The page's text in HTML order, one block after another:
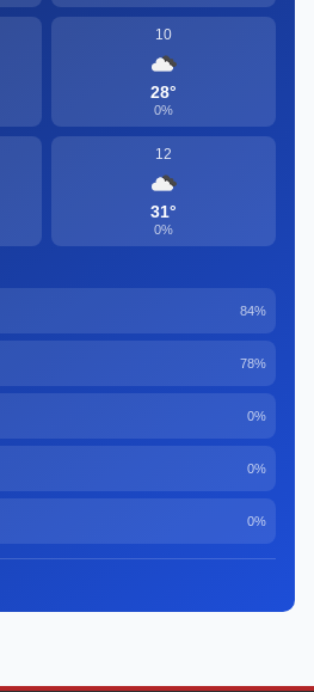
10
28°
0%
12
31°
0%
84%
78%
0%
0%
0%